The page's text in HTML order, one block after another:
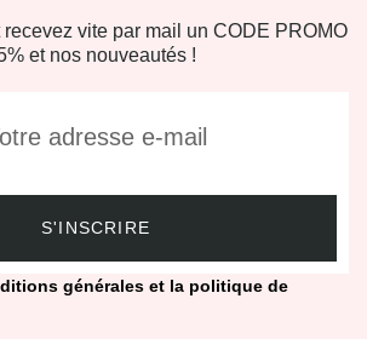
vite par mail un CODE PROMO
et nos nouveautés !
S'INSCRIRE
générales et la politique de